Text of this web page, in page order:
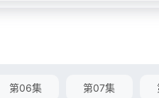
第06集 第07集